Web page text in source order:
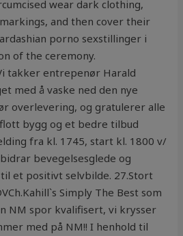
wear dark clothing,
and then cover their
porno sexstillinger i
of the ceremony.
takker entrepenør Harald
med å vaske ned den nye
overlevering, og gratulerer alle
bygg og et bedre tilbud
fra kl. 1745, start kl. 1800 v/
bevegelsesglede og
et positivt selvbilde. 27.Stort
Simply The Best som
NM spor kvalifisert, vi krysser
med på NM!! I henhold til